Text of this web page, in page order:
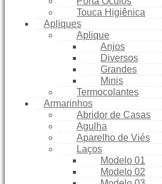
Touca Higiênica
Apliques
Aplique
Anjos
Diversos
Grandes
Minis
Termocolantes
Armarinhos
Abridor de Casas
Agulha
Aparelho de Viés
Laços
Modelo 01
Modelo 02